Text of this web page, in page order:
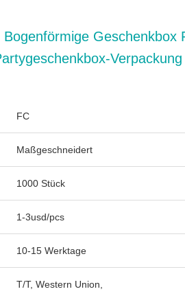
Geschenkbox
FC
Maßgeschneidert
1000 Stück
1-3usd/pcs
10-15 Werktage
T/T, Western Union,